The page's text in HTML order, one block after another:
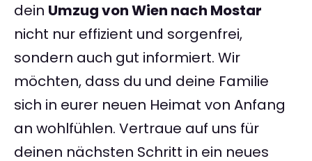
dein Umzug von Wien nach Mostar
nicht nur effizient und sorgenfrei,
sondern auch gut informiert. Wir
möchten, dass du und deine Familie
sich in eurer neuen Heimat von Anfang
an wohlfühlen. Vertraue auf uns für
deinen nächsten Schritt in ein neues